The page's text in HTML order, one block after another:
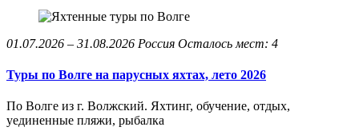
01.07.2026 – 31.08.2026 Россия Осталось мест: 4
Туры по Волге на парусных яхтах, лето 2026
По Волге из г. Волжский. Яхтинг, обучение, отдых,
уединенные пляжи, рыбалка